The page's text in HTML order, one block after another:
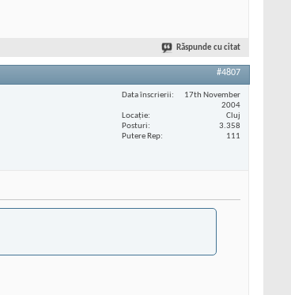
Răspunde cu citat
#4807
Data înscrierii
17th November
2004
Locaţie
Cluj
Posturi
3.358
Putere Rep
111